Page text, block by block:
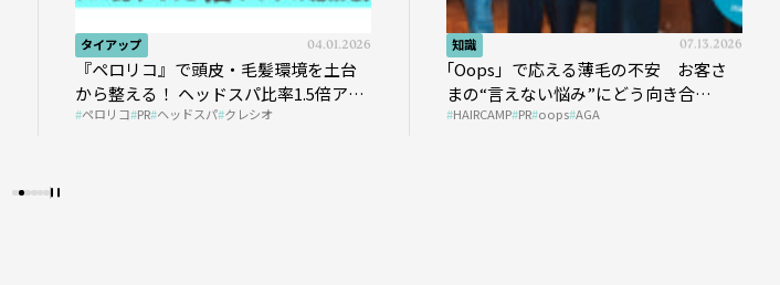
タイアップ 04.01.2026
『ペロリコ』で頭皮・毛髪環境を土台
から整える！ ヘッドスパ比率1.5倍アッ
プの秘策を大公開
ペロリコ PR ヘッドスパ クレシオ
知識 07.13.2026
｢Oops」で応える薄毛の不安 お客さ
まの“言えない悩み”にどう向き合
う？ ＃01
HAIRCAMP PR oops AGA